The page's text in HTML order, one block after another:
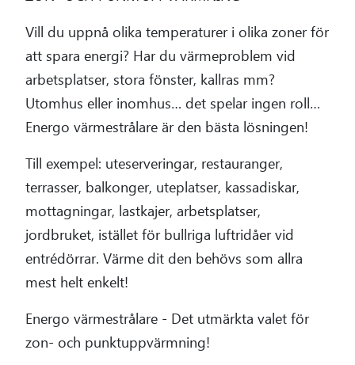
Vill du uppnå olika temperaturer i olika zoner för
att spara energi? Har du värmeproblem vid
arbetsplatser, stora fönster, kallras mm?
Utomhus eller inomhus… det spelar ingen roll…
Energo värmestrålare är den bästa lösningen!
Till exempel: uteserveringar, restauranger,
terrasser, balkonger, uteplatser, kassadiskar,
mottagningar, lastkajer, arbetsplatser,
jordbruket, istället för bullriga luftridåer vid
entrédörrar. Värme dit den behövs som allra
mest helt enkelt!
Energo värmestrålare - Det utmärkta valet för
zon- och punktuppvärmning!